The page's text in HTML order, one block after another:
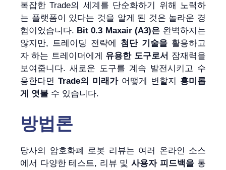
복잡한 Trade의 세계를 단순화하기 위해 노력하
는 플랫폼이 있다는 것을 알게 된 것은 놀라운 경
험이었습니다. Bit 0.3 Maxair (A3)은 완벽하지는
않지만, 트레이딩 전략에 첨단 기술을 활용하고
자 하는 트레이더에게 유용한 도구로서 잠재력을
보여줍니다. 새로운 도구를 계속 발전시키고 수
용한다면 Trade의 미래가어떻게 변할지 흥미롭
게 엿볼 수 있습니다.
방법론
당사의 암호화폐 로봇 리뷰는 여러 온라인 소스
에서 다양한 테스트, 리뷰 및 사용자 피드백을 통